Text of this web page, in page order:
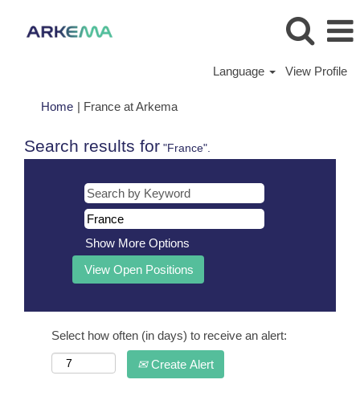
Language View Profile
Home | France at Arkema(current
Search results for "France".
Show More Options
Select how often (in days) to receive an alert:
Create Alert